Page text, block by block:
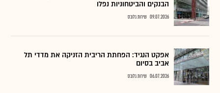
הבנקים והביטחוניות נפלו
09.07.2026 שירות גלובס
אפקט הנגיד: הפחתת הריבית הזניקה את מדדי תל
אביב בסיום
06.07.2026 שירות גלובס